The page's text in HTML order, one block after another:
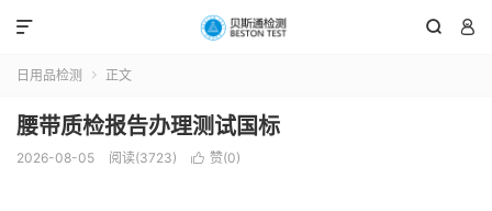
 

日用品检测  正文
腰带质检报告办理测试国标
2026-08-05 阅读(3723)  赞(0)